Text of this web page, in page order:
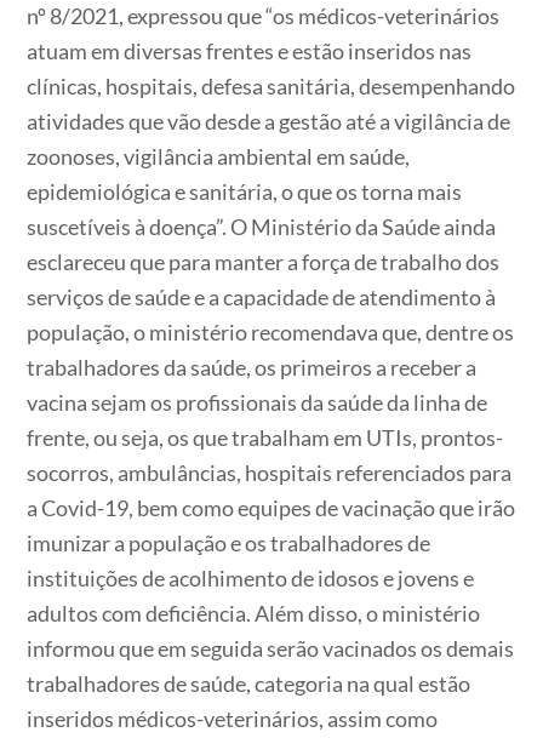
nº 8/2021, expressou que “os médicos-veterinários
atuam em diversas frentes e estão inseridos nas
clínicas, hospitais, defesa sanitária, desempenhando
atividades que vão desde a gestão até a vigilância de
zoonoses, vigilância ambiental em saúde,
epidemiológica e sanitária, o que os torna mais
suscetíveis à doença”. O Ministério da Saúde ainda
esclareceu que para manter a força de trabalho dos
serviços de saúde e a capacidade de atendimento à
população, o ministério recomendava que, dentre os
trabalhadores da saúde, os primeiros a receber a
vacina sejam os profissionais da saúde da linha de
frente, ou seja, os que trabalham em UTIs, prontos-
socorros, ambulâncias, hospitais referenciados para
a Covid-19, bem como equipes de vacinação que irão
imunizar a população e os trabalhadores de
instituições de acolhimento de idosos e jovens e
adultos com deficiência. Além disso, o ministério
informou que em seguida serão vacinados os demais
trabalhadores de saúde, categoria na qual estão
inseridos médicos-veterinários, assim como